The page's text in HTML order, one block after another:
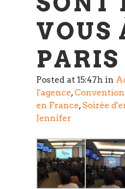
VOUS
PARIS
Posted at 15:47h in
l'agence,
en France, Soirée
Jennifer